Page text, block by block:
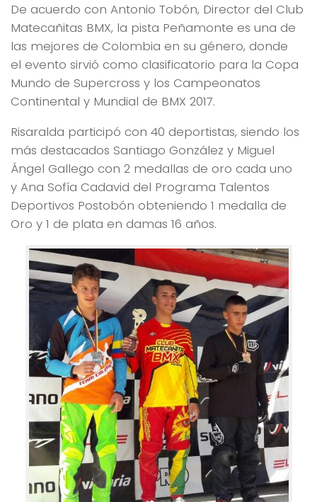
De acuerdo con Antonio Tobón, Director del Club
Matecañitas BMX, la pista Peñamonte es una de
las mejores de Colombia en su género, donde
el evento sirvió como clasificatorio para la Copa
Mundo de Supercross y los Campeonatos
Continental y Mundial de BMX 2017.
Risaralda participó con 40 deportistas, siendo los
más destacados Santiago González y Miguel
Ángel Gallego con 2 medallas de oro cada uno
y Ana Sofía Cadavid del Programa Talentos
Deportivos Postobón obteniendo 1 medalla de
Oro y 1 de plata en damas 16 años.